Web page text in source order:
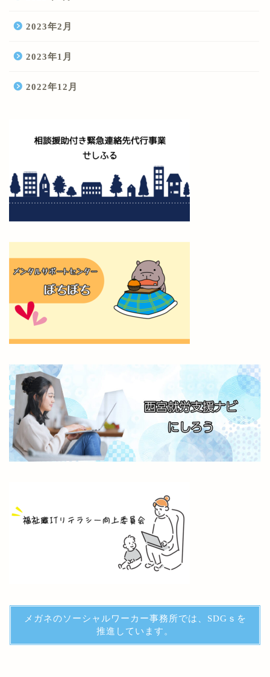
2023年2月
2023年1月
2022年12月
メガネのソーシャルワーカー事務所では、SDGｓを
推進しています。